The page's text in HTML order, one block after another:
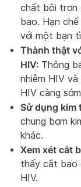
chất bôi trơn
bao. Hạn
với một bạn
Thành thật
HIV: Thông
nhiễm HIV
HIV càng
Sử dụng kim
chung bơm
khác.
Xem xét cắt
thấy cắt bao
HIV.